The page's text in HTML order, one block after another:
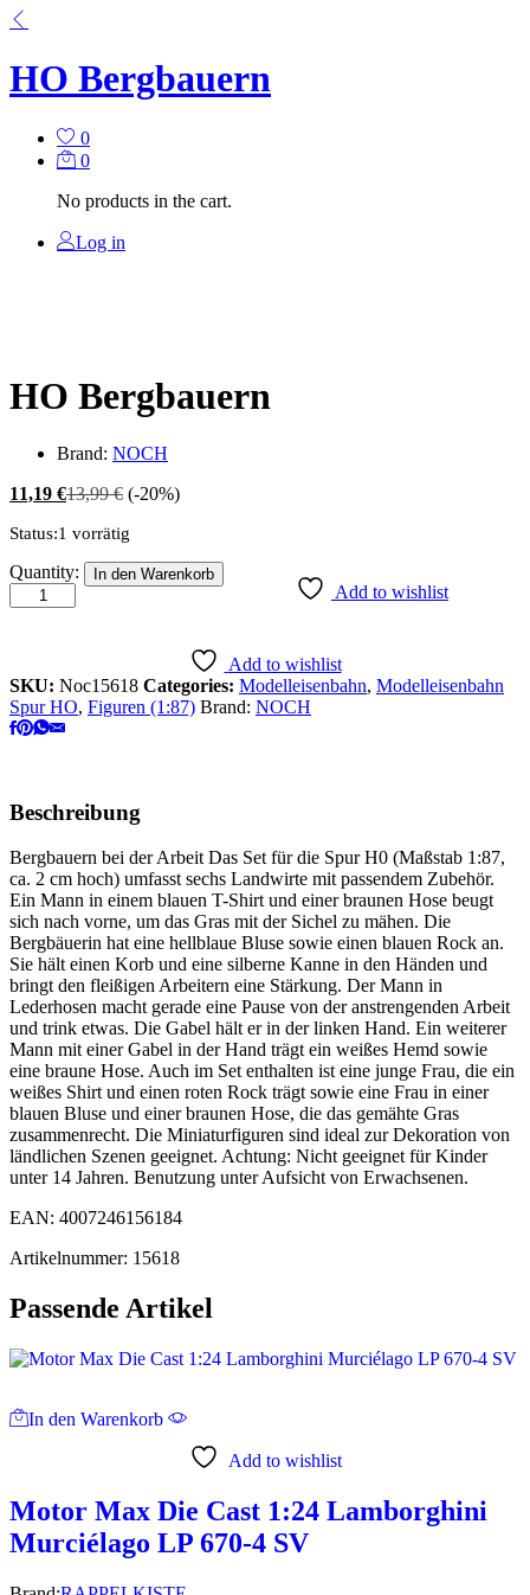
HO Bergbauern
0
0
No products in the cart.
Log in
HO Bergbauern
Brand: NOCH
11,19 €13,99€ (-20%)
Status:1 vorrätig
HO
Bergbauern
quantity
Quantity: In den Warenkorb
Add to wishlist
Add to wishlist
SKU: Noc15618 Categories: Modelleisenbahn, Modelleisenbahn
Spur HO, Figuren (1:87) Brand: NOCH
Beschreibung
Bergbauern bei der Arbeit Das Set für die Spur H0 (Maßstab 1:87,
ca. 2 cm hoch) umfasst sechs Landwirte mit passendem Zubehör.
Ein Mann in einem blauen T-Shirt und einer braunen Hose beugt
sich nach vorne, um das Gras mit der Sichel zu mähen. Die
Bergbäuerin hat eine hellblaue Bluse sowie einen blauen Rock an.
Sie hält einen Korb und eine silberne Kanne in den Händen und
bringt den fleißigen Arbeitern eine Stärkung. Der Mann in
Lederhosen macht gerade eine Pause von der anstrengenden Arbeit
und trink etwas. Die Gabel hält er in der linken Hand. Ein weiterer
Mann mit einer Gabel in der Hand trägt ein weißes Hemd sowie
eine braune Hose. Auch im Set enthalten ist eine junge Frau, die ein
weißes Shirt und einen roten Rock trägt sowie eine Frau in einer
blauen Bluse und einer braunen Hose, die das gemähte Gras
zusammenrecht. Die Miniaturfiguren sind ideal zur Dekoration von
ländlichen Szenen geeignet. Achtung: Nicht geeignet für Kinder
unter 14 Jahren. Benutzung unter Aufsicht von Erwachsenen.
EAN: 4007246156184
Artikelnummer: 15618
Passende Artikel
In den Warenkorb
Add to wishlist
Motor Max Die Cast 1:24 Lamborghini
Murciélago LP 670-4 SV